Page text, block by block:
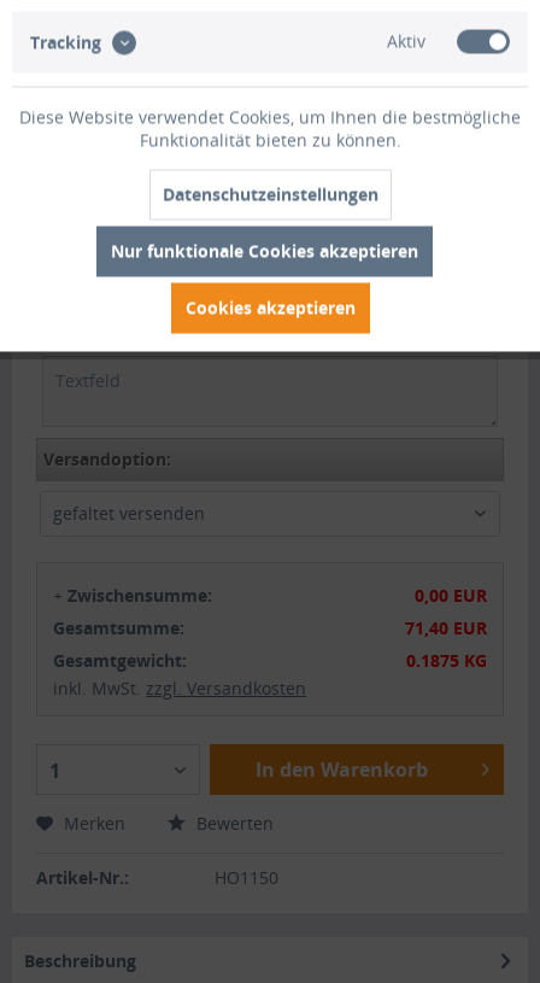
wird.
Fenster klein (bis 1,25m²):
Fenster groß (ab 1,25m²):
+130,00
Versandoption:
gefaltet versenden
+Zwischensumme:
0,00 EUR
Gesamtsumme:
71,40 EUR
Gesamtgewicht:
0.1875 KG
inkl. MwSt. zzgl. Versandkosten
1 In den Warenkorb
Merken Bewerten
Artikel-Nr.: HO1150
Beschreibung
Tracking Aktiv
Diese Website verwendet Cookies, um Ihnen die bestmögliche
Funktionalität bieten zu können.
Datenschutzeinstellungen
Nur funktionale Cookies akzeptieren
Cookies akzeptieren